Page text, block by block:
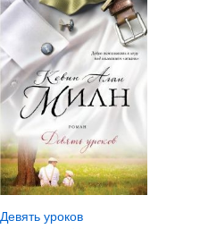
Девять уроков